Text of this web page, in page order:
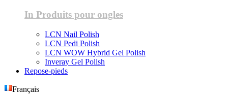
In Produits pour ongles
LCN Nail Polish
LCN Pedi Polish
LCN WOW Hybrid Gel Polish
Inveray Gel Polish
Repose-pieds
Français